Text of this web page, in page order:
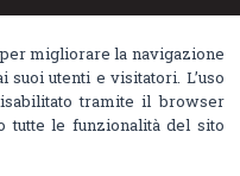
migliorare la navigazione
utenti e visitatori. L’uso
tramite il browser
tutte le funzionalità del sito